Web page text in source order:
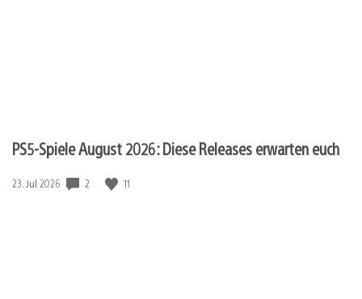
PS5-Spiele August 2026: Diese Releases erwarten euch
Veröffentlichungsdatum:
23. Jul 2026 2 11